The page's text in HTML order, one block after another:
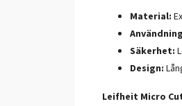
Material:
Säkerhet:
Design:
Leifheit Micro